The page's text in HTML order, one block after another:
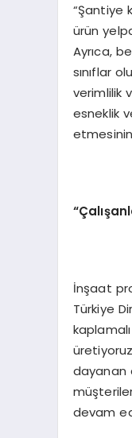
“Şantiye
ürün
Ayrıca,
sınıflar
verimlilik
esneklik
İnşaat
Türkiye
dayanan
devam